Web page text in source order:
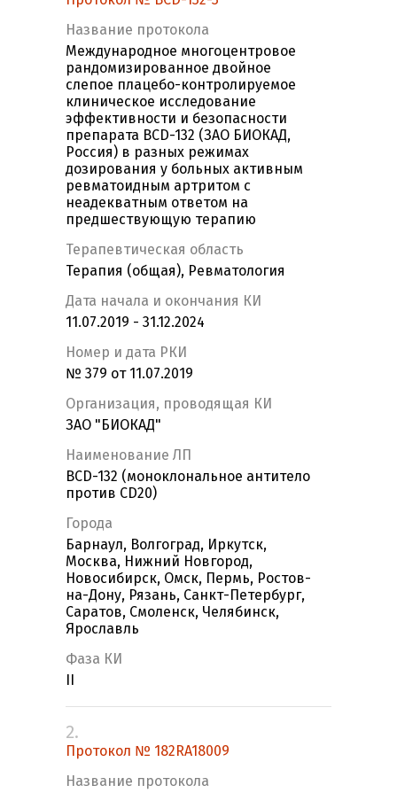
Название протокола
Международное многоцентровое
рандомизированное двойное
слепое плацебо-контролируемое
клиническое исследование
эффективности и безопасности
препарата BCD-132 (ЗАО БИОКАД,
Россия) в разных режимах
дозирования у больных активным
ревматоидным артритом с
неадекватным ответом на
предшествующую терапию
Терапевтическая область
Терапия (общая), Ревматология
Дата начала и окончания КИ
11.07.2019 - 31.12.2024
Номер и дата РКИ
№ 379 от 11.07.2019
Организация, проводящая КИ
ЗАО "БИОКАД"
Наименование ЛП
BCD-132 (моноклональное антитело
против CD20)
Города
Барнаул, Волгоград, Иркутск,
Москва, Нижний Новгород,
Новосибирск, Омск, Пермь, Ростов-
на-Дону, Рязань, Санкт-Петербург,
Саратов, Смоленск, Челябинск,
Ярославль
Фаза КИ
2.
Протокол № 182RA18009
Название протокола